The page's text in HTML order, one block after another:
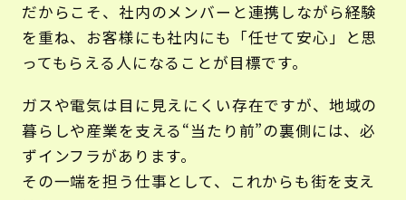
だからこそ、社内のメンバーと連携しながら経験
を重ね、お客様にも社内にも「任せて安心」と思
ってもらえる人になることが目標です。
ガスや電気は目に見えにくい存在ですが、地域の
暮らしや産業を支える“当たり前”の裏側には、必
ずインフラがあります。
その一端を担う仕事として、これからも街を支え